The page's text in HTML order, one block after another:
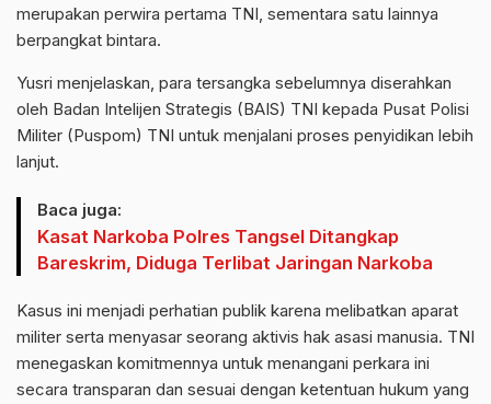
merupakan perwira pertama TNI, sementara satu lainnya
berpangkat bintara.
Yusri menjelaskan, para tersangka sebelumnya diserahkan
oleh Badan Intelijen Strategis (BAIS) TNI kepada Pusat Polisi
Militer (Puspom) TNI untuk menjalani proses penyidikan lebih
lanjut.
Baca juga:
Kasat Narkoba Polres Tangsel Ditangkap
Bareskrim, Diduga Terlibat Jaringan Narkoba
Kasus ini menjadi perhatian publik karena melibatkan aparat
militer serta menyasar seorang aktivis hak asasi manusia. TNI
menegaskan komitmennya untuk menangani perkara ini
secara transparan dan sesuai dengan ketentuan hukum yang